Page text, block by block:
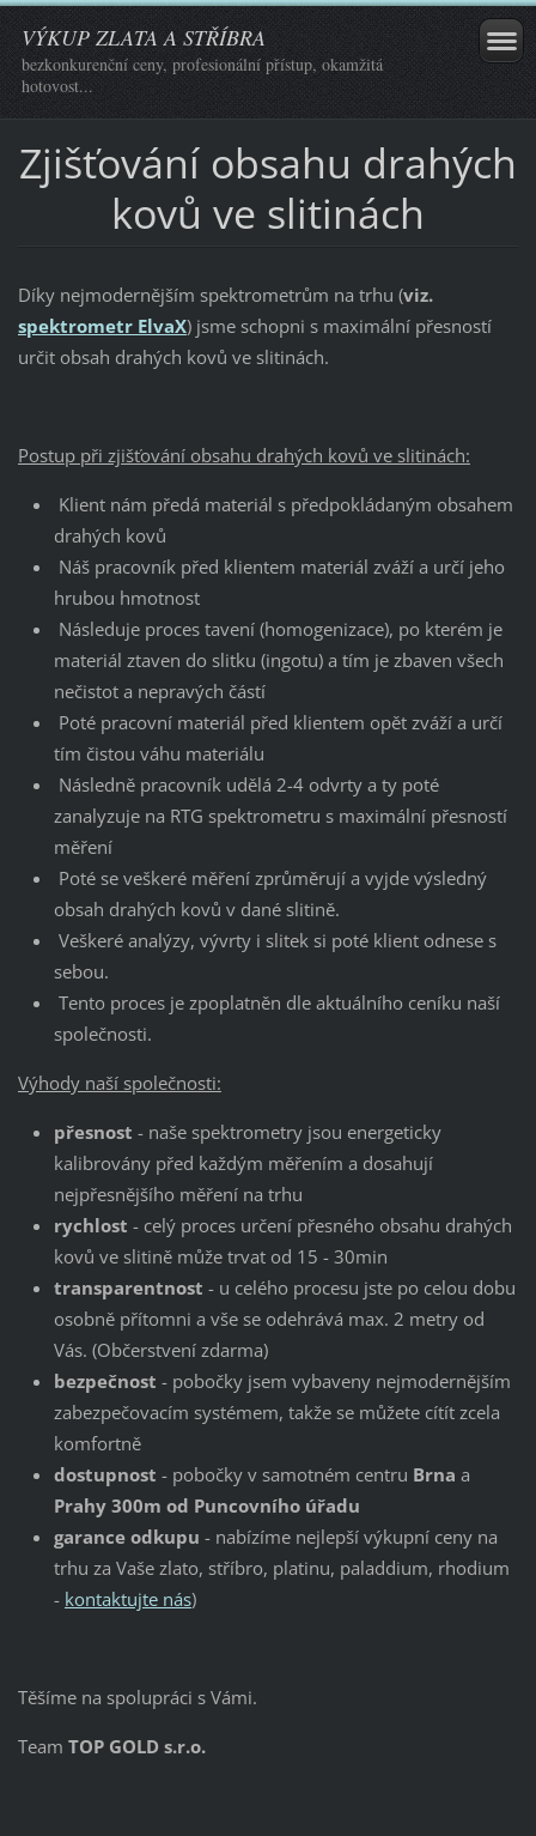
VÝKUP ZLATA A STŘÍBRA
bezkonkurenční ceny, profesionální přístup, okamžitá
hotovost...
Zjišťování obsahu drahých
kovů ve slitinách
Díky nejmodernějším spektrometrům na trhu (viz.
spektrometr ElvaX) jsme schopni s maximální přesností
určit obsah drahých kovů ve slitinách.
Postup při zjišťování obsahu drahých kovů ve slitinách:
Klient nám předá materiál s předpokládaným obsahem
drahých kovů
Náš pracovník před klientem materiál zváží a určí jeho
hrubou hmotnost
Následuje proces tavení (homogenizace), po kterém je
materiál ztaven do slitku (ingotu) a tím je zbaven všech
nečistot a nepravých částí
Poté pracovní materiál před klientem opět zváží a určí
tím čistou váhu materiálu
Následně pracovník udělá 2-4 odvrty a ty poté
zanalyzuje na RTG spektrometru s maximální přesností
měření
Poté se veškeré měření zprůměrují a vyjde výsledný
obsah drahých kovů v dané slitině.
Veškeré analýzy, vývrty i slitek si poté klient odnese s
sebou.
Tento proces je zpoplatněn dle aktuálního ceníku naší
společnosti.
Výhody naší společnosti:
přesnost - naše spektrometry jsou energeticky
kalibrovány před každým měřením a dosahují
nejpřesnějšího měření na trhu
rychlost - celý proces určení přesného obsahu drahých
kovů ve slitině může trvat od 15 - 30min
transparentnost - u celého procesu jste po celou dobu
osobně přítomni a vše se odehrává max. 2 metry od
Vás. (Občerstvení zdarma)
bezpečnost - pobočky jsem vybaveny nejmodernějším
zabezpečovacím systémem, takže se můžete cítít zcela
komfortně
dostupnost - pobočky v samotném centru Brna a
Prahy 300m od Puncovního úřadu
garance odkupu - nabízíme nejlepší výkupní ceny na
trhu za Vaše zlato, stříbro, platinu, paladdium, rhodium
- kontaktujte nás)
Těšíme na spolupráci s Vámi.
Team TOP GOLD s.r.o.